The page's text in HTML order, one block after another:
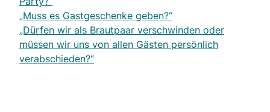
„Muss es Gastgeschenke geben?“
„Dürfen wir als Brautpaar verschwinden oder
müssen wir uns von allen Gästen persönlich
verabschieden?“